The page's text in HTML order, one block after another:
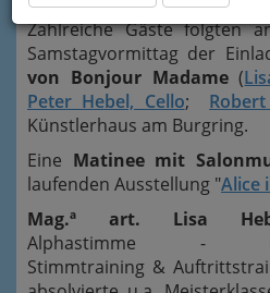
Zahlreiche Gäste folgten
Samstagvormittag der
von Bonjour Madame(
Peter Hebel, Cello;
Künstlerhaus am Burgring.
Eine Matinee mit
laufenden Ausstellung "Alice
Mag.ª art. Lisa
Alphastimme -
Stimmtraining &